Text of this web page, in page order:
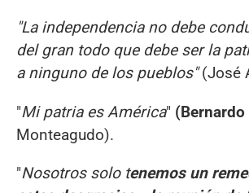
"La independencia no debe
del gran todo que debe ser la
a ninguno de los pueblos"(José
"Mi patria es América" (Bernardo
Monteagudo).
"Nosotros solo tenemos un